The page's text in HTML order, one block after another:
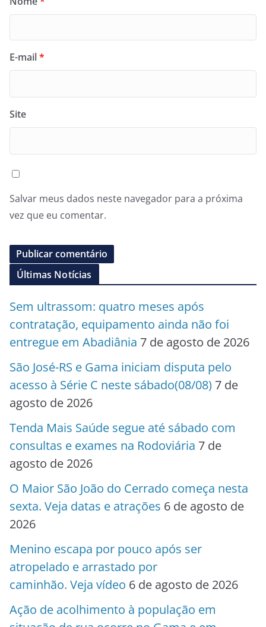
E-mail*
Site
Salvar meus dados neste navegador para a próxima
vez que eu comentar.
Últimas Notícias
Sem ultrassom: quatro meses após
contratação, equipamento ainda não foi
entregue em Abadiânia 7 de agosto de 2026
São José-RS e Gama iniciam disputa pelo
acesso à Série C neste sábado(08/08) 7 de
agosto de 2026
Tenda Mais Saúde segue até sábado com
consultas e exames na Rodoviária 7 de
agosto de 2026
O Maior São João do Cerrado começa nesta
sexta. Veja datas e atrações 6 de agosto de
2026
Menino escapa por pouco após ser
atropelado e arrastado por
caminhão. Veja vídeo 6 de agosto de 2026
Ação de acolhimento à população em